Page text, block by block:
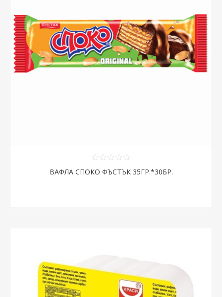
ВАФЛА СПОКО ФЪСТЪК 35ГР.*30БР.